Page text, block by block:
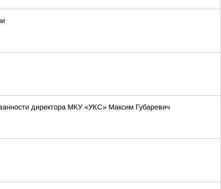
директора МКУ «УКС» Максим Губаревич